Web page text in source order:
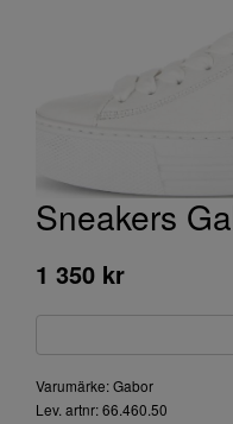
Sneakers
1 350 kr
Varumärke: Gabor
Lev. artnr: 66.460.50